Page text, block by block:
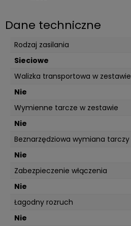
Dane techniczne
Rodzaj zasilania
Sieciowe
Walizka transportowa w zestawie
Nie
Wymienne tarcze w zestawie
Nie
Beznarzędziowa wymiana tarczy
Nie
Zabezpieczenie włączenia
Nie
Łagodny rozruch
Nie